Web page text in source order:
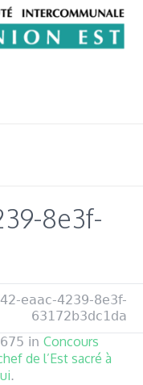
8e3f-
eaac-4239-8e3f-
63172b3dc1da
in Concours
de l’Est sacré à
.